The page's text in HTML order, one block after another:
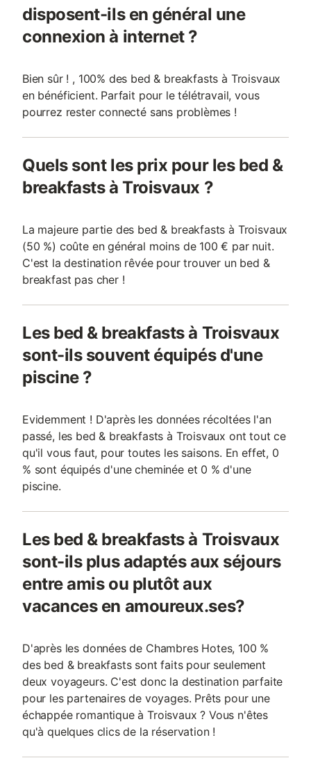
disposent-ils en général une
connexion à internet ?
Bien sûr ! , 100% des bed & breakfasts à Troisvaux
en bénéficient. Parfait pour le télétravail, vous
pourrez rester connecté sans problèmes !
Quels sont les prix pour les bed &
breakfasts à Troisvaux ?
La majeure partie des bed & breakfasts à Troisvaux
(50 %) coûte en général moins de 100 € par nuit.
C'est la destination rêvée pour trouver un bed &
breakfast pas cher !
Les bed & breakfasts à Troisvaux
sont-ils souvent équipés d'une
piscine ?
Evidemment ! D'après les données récoltées l'an
passé, les bed & breakfasts à Troisvaux ont tout ce
qu'il vous faut, pour toutes les saisons. En effet, 0
% sont équipés d'une cheminée et 0 % d'une
piscine.
Les bed & breakfasts à Troisvaux
sont-ils plus adaptés aux séjours
entre amis ou plutôt aux
vacances en amoureux.ses?
D'après les données de Chambres Hotes, 100 %
des bed & breakfasts sont faits pour seulement
deux voyageurs. C'est donc la destination parfaite
pour les partenaires de voyages. Prêts pour une
échappée romantique à Troisvaux ? Vous n'êtes
qu'à quelques clics de la réservation !